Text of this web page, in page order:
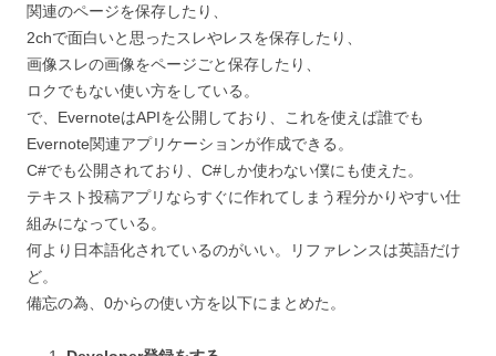
関連のページを保存したり、
2chで面白いと思ったスレやレスを保存したり、
画像スレの画像をページごと保存したり、
ロクでもない使い方をしている。
で、EvernoteはAPIを公開しており、これを使えば誰でも
Evernote関連アプリケーションが作成できる。
C#でも公開されており、C#しか使わない僕にも使えた。
テキスト投稿アプリならすぐに作れてしまう程分かりやすい仕
組みになっている。
何より日本語化されているのがいい。リファレンスは英語だけ
ど。
備忘の為、0からの使い方を以下にまとめた。